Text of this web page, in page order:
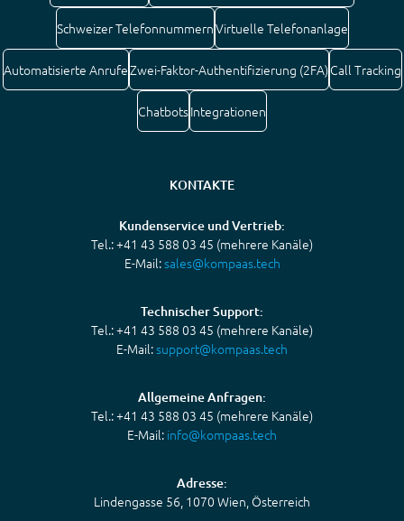
Schweizer TelefonnummernVirtuelle Telefonanlage
Automatisierte AnrufeZwei-Faktor-Authentifizierung (2FA)Call Tracking
ChatbotsIntegrationen
KONTAKTE
Kundenservice und Vertrieb:
Tel.: +41 43 588 03 45 (mehrere Kanäle)
E-Mail:sales@kompaas.tech
Technischer Support:
Tel.: +41 43 588 03 45 (mehrere Kanäle)
E-Mail:support@kompaas.tech
Allgemeine Anfragen:
Tel.: +41 43 588 03 45 (mehrere Kanäle)
E-Mail: info@kompaas.tech
Adresse:
Lindengasse 56, 1070 Wien, Österreich